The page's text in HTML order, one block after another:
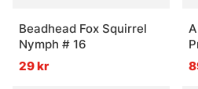
Vanliga frågor om
Beadhead Fox Squirrel
Nymph # 16
29 kr